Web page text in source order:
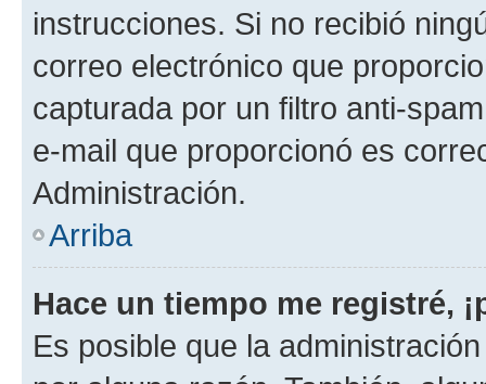
instrucciones. Si no recibió
correo electrónico que
capturada por un filtro anti-
e-mail que proporcionó es
Administración.
Arriba
Hace un tiempo me registré,
Es posible que la